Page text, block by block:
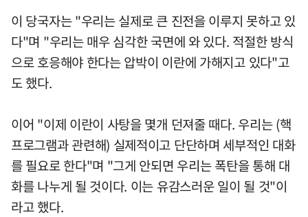
이 당국자는 "우리는 실제로 큰 진전을 이루지 못하고 있
다"며 "우리는 매우 심각한 국면에 와 있다. 적절한 방식
으로 호응해야 한다는 압박이 이란에 가해지고 있다"고
도 했다.
이어 "이제 이란이 사탕을 몇개 던져줄 때다. 우리는 (핵
프로그램과 관련해) 실제적이고 단단하며 세부적인 대화
를 필요로 한다"며 "그게 안되면 우리는 폭탄을 통해 대
화를 나누게 될 것이다. 이는 유감스러운 일이 될 것"이
라고 했다.